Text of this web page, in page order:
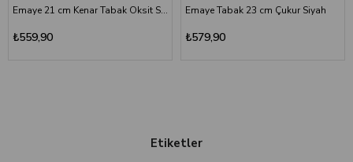
Emaye 21 cm Kenar Tabak Oksit Sarı
₺559,90
Emaye Tabak 23 cm Çukur Siyah
₺579,90
Etiketler